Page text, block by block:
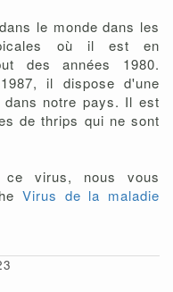
le monde dans les
où il est en
des années 1980.
il dispose d'une
dans notre pays. Il est
de thrips qui ne sont
ce virus, nous vous
Virus de la maladie